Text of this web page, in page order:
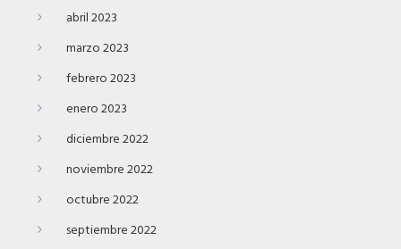
abril 2023
marzo 2023
febrero 2023
enero 2023
diciembre 2022
noviembre 2022
octubre 2022
septiembre 2022